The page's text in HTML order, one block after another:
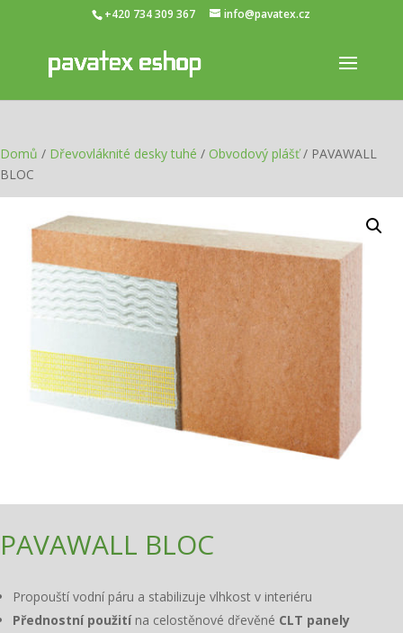
+420 734 309 367 info@pavatex.cz
Domů / Dřevovláknité desky tuhé / Obvodový plášť/ PAVAWALL
BLOC
PAVAWALL BLOC
Propouští vodní páru a stabilizuje vlhkost v interiéru
Přednostní použitína celostěnové dřevěné CLT panely